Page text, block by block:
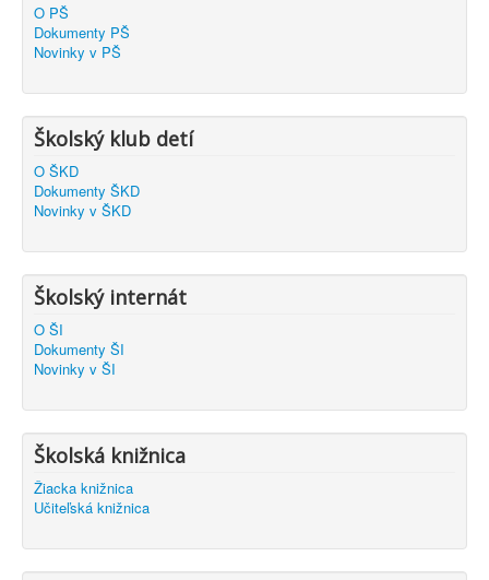
O PŠ
Dokumenty PŠ
Novinky v PŠ
Školský klub detí
O ŠKD
Dokumenty ŠKD
Novinky v ŠKD
Školský internát
O ŠI
Dokumenty ŠI
Novinky v ŠI
Školská knižnica
Žiacka knižnica
Učiteľská knižnica